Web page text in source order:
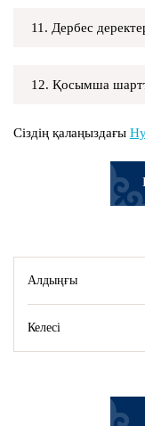
11. Дербес
12. Қосымша
Сіздің қалаңыздағы
Алдыңғы
Келесі